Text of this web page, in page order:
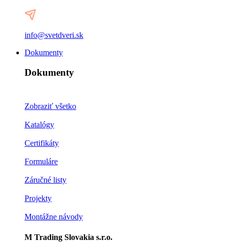
info@svetdveri.sk
Dokumenty
Dokumenty
Zobraziť všetko
Katalógy
Certifikáty
Formuláre
Záručné listy
Projekty
Montážne návody
M Trading Slovakia s.r.o.